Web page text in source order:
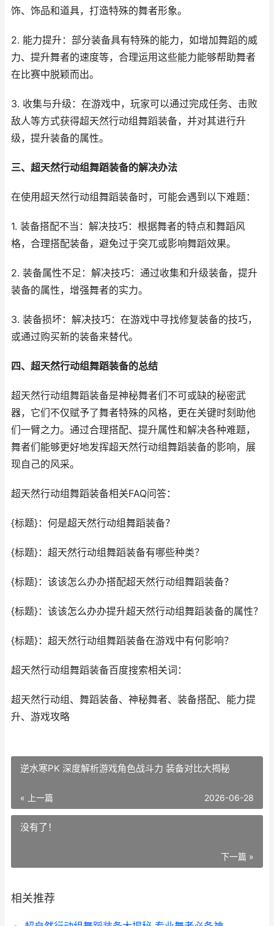
饰、饰品和道具，打造特殊的舞者形象。
2. 能力提升：部分装备具有特殊的能力，如增加舞蹈的威
力、提升舞者的速度等，合理运用这些能力能够帮助舞者
在比赛中脱颖而出。
3. 收集与升级：在游戏中，玩家可以通过完成任务、击败
敌人等方式获得超天然行动组舞蹈装备，并对其进行升
级，提升装备的属性。
三、超天然行动组舞蹈装备的解决办法
在使用超天然行动组舞蹈装备时，可能会遇到以下难题：
1. 装备搭配不当：解决技巧：根据舞者的特点和舞蹈风
格，合理搭配装备，避免过于突兀或影响舞蹈效果。
2. 装备属性不足：解决技巧：通过收集和升级装备，提升
装备的属性，增强舞者的实力。
3. 装备损坏：解决技巧：在游戏中寻找修复装备的技巧，
或通过购买新的装备来替代。
四、超天然行动组舞蹈装备的总结
超天然行动组舞蹈装备是神秘舞者们不可或缺的秘密武
器，它们不仅赋予了舞者特殊的风格，更在关键时刻助他
们一臂之力。通过合理搭配、提升属性和解决各种难题，
舞者们能够更好地发挥超天然行动组舞蹈装备的影响，展
现自己的风采。
超天然行动组舞蹈装备相关FAQ问答：
{标题}：何是超天然行动组舞蹈装备？
{标题}：超天然行动组舞蹈装备有哪些种类？
{标题}：该该怎么办办搭配超天然行动组舞蹈装备？
{标题}：该该怎么办办提升超天然行动组舞蹈装备的属性？
{标题}：超天然行动组舞蹈装备在游戏中有何影响？
超天然行动组舞蹈装备百度搜索相关词：
超天然行动组、舞蹈装备、神秘舞者、装备搭配、能力提
升、游戏攻略
逆水寒PK 深度解析游戏角色战斗力 装备对比大揭秘
« 上一篇 2026-06-28
没有了！
下一篇 »
相关推荐